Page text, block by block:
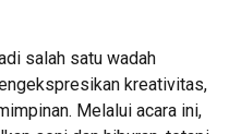
salah satu wadah
kreativitas,
Melalui acara ini,